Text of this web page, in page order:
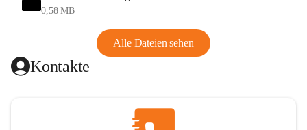
und Ungarn war. Dadurch war Wörterberg von Wörth
Aus diesem Grund war die Bevölkerung dazu gezwungen,
Schmuggel zu betreiben. Es kam oft zu nächtlichen
Überfällen und Schießereien. Erst mit dem Anschluss des
wirtschaftlich ging es bergauf. Dieser Aufschwung endete
1926. Es folgten Arbeitslosigkeit, Preissteigerung und
0,58 MB
Alle Dateien sehen
Kontakte